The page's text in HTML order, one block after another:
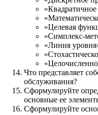
«Целевая
«Симплекс-
«Линия
Что представляет
обслуживания?
Сформулируйте
основные ее
Сформулируйте